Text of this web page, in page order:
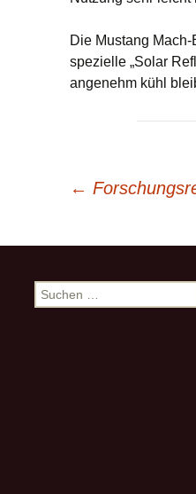
Die Mustang
spezielle „Solar
angenehm kühl
←
Suchen
nach: